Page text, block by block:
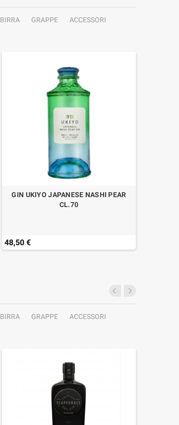
BIRRA GRAPPE
ACCESSORI
GIN UKIYO JAPANESE NASHI PEAR
CL.70
48,50 €
BIRRA GRAPPE
ACCESSORI